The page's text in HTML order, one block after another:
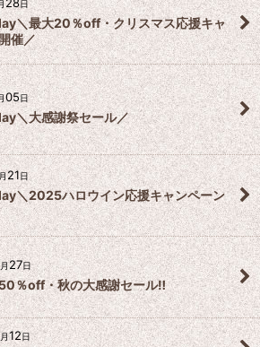
日
＼最大20％off・クリスマス応援キャ
催／
05日
＼大感謝祭セール／
21日
＼2025ハロウイン応援キャンペーン
月27日
％off・秋の大感謝セール‼️
月12日